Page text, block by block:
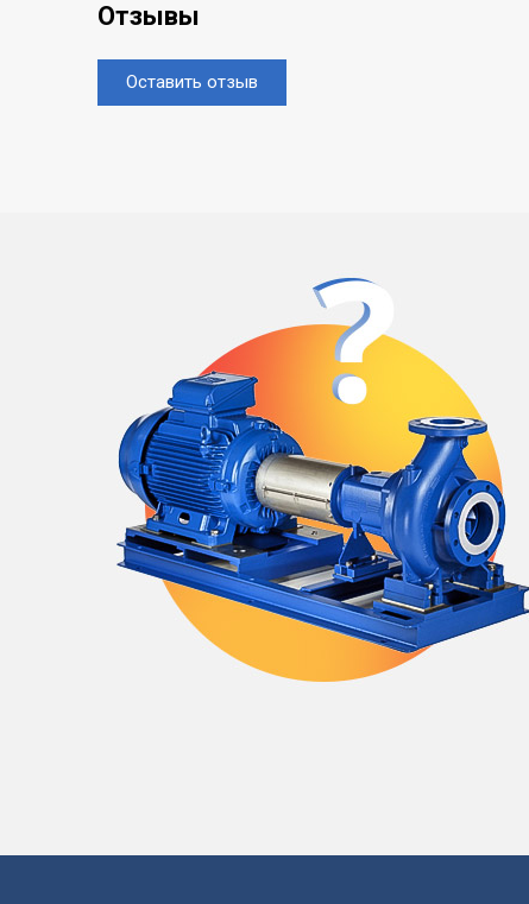
Отзывы
Оставить отзыв